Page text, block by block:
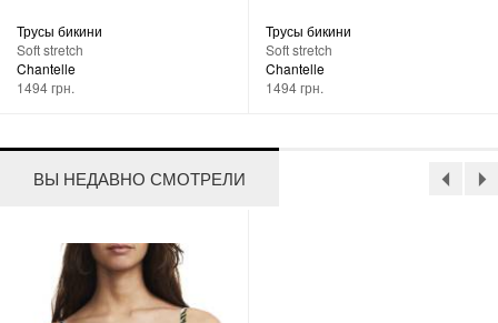
Трусы бикини
Soft stretch
Chantelle
1494 грн.
Трусы бикини
Soft stretch
Chantelle
1494 грн.
ВЫ НЕДАВНО СМОТРЕЛИ